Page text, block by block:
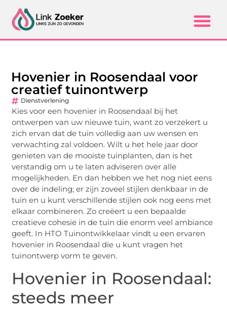
Hovenier in Roosendaal voor
creatief tuinontwerp
Dienstverlening
Kies voor een hovenier in Roosendaal bij het
ontwerpen van uw nieuwe tuin, want zo verzekert u
zich ervan dat de tuin volledig aan uw wensen en
verwachting zal voldoen. Wilt u het hele jaar door
genieten van de mooiste tuinplanten, dan is het
verstandig om u te laten adviseren over alle
mogelijkheden. En dan hebben we het nog niet eens
over de indeling; er zijn zoveel stijlen denkbaar in de
tuin en u kunt verschillende stijlen ook nog eens met
elkaar combineren. Zo creëert u een bepaalde
creatieve cohesie in de tuin die enorm veel ambiance
geeft. In HTO Tuinontwikkelaar vindt u een ervaren
hovenier in Roosendaal die u kunt vragen het
tuinontwerp vorm te geven.
Hovenier in Roosendaal:
steeds meer